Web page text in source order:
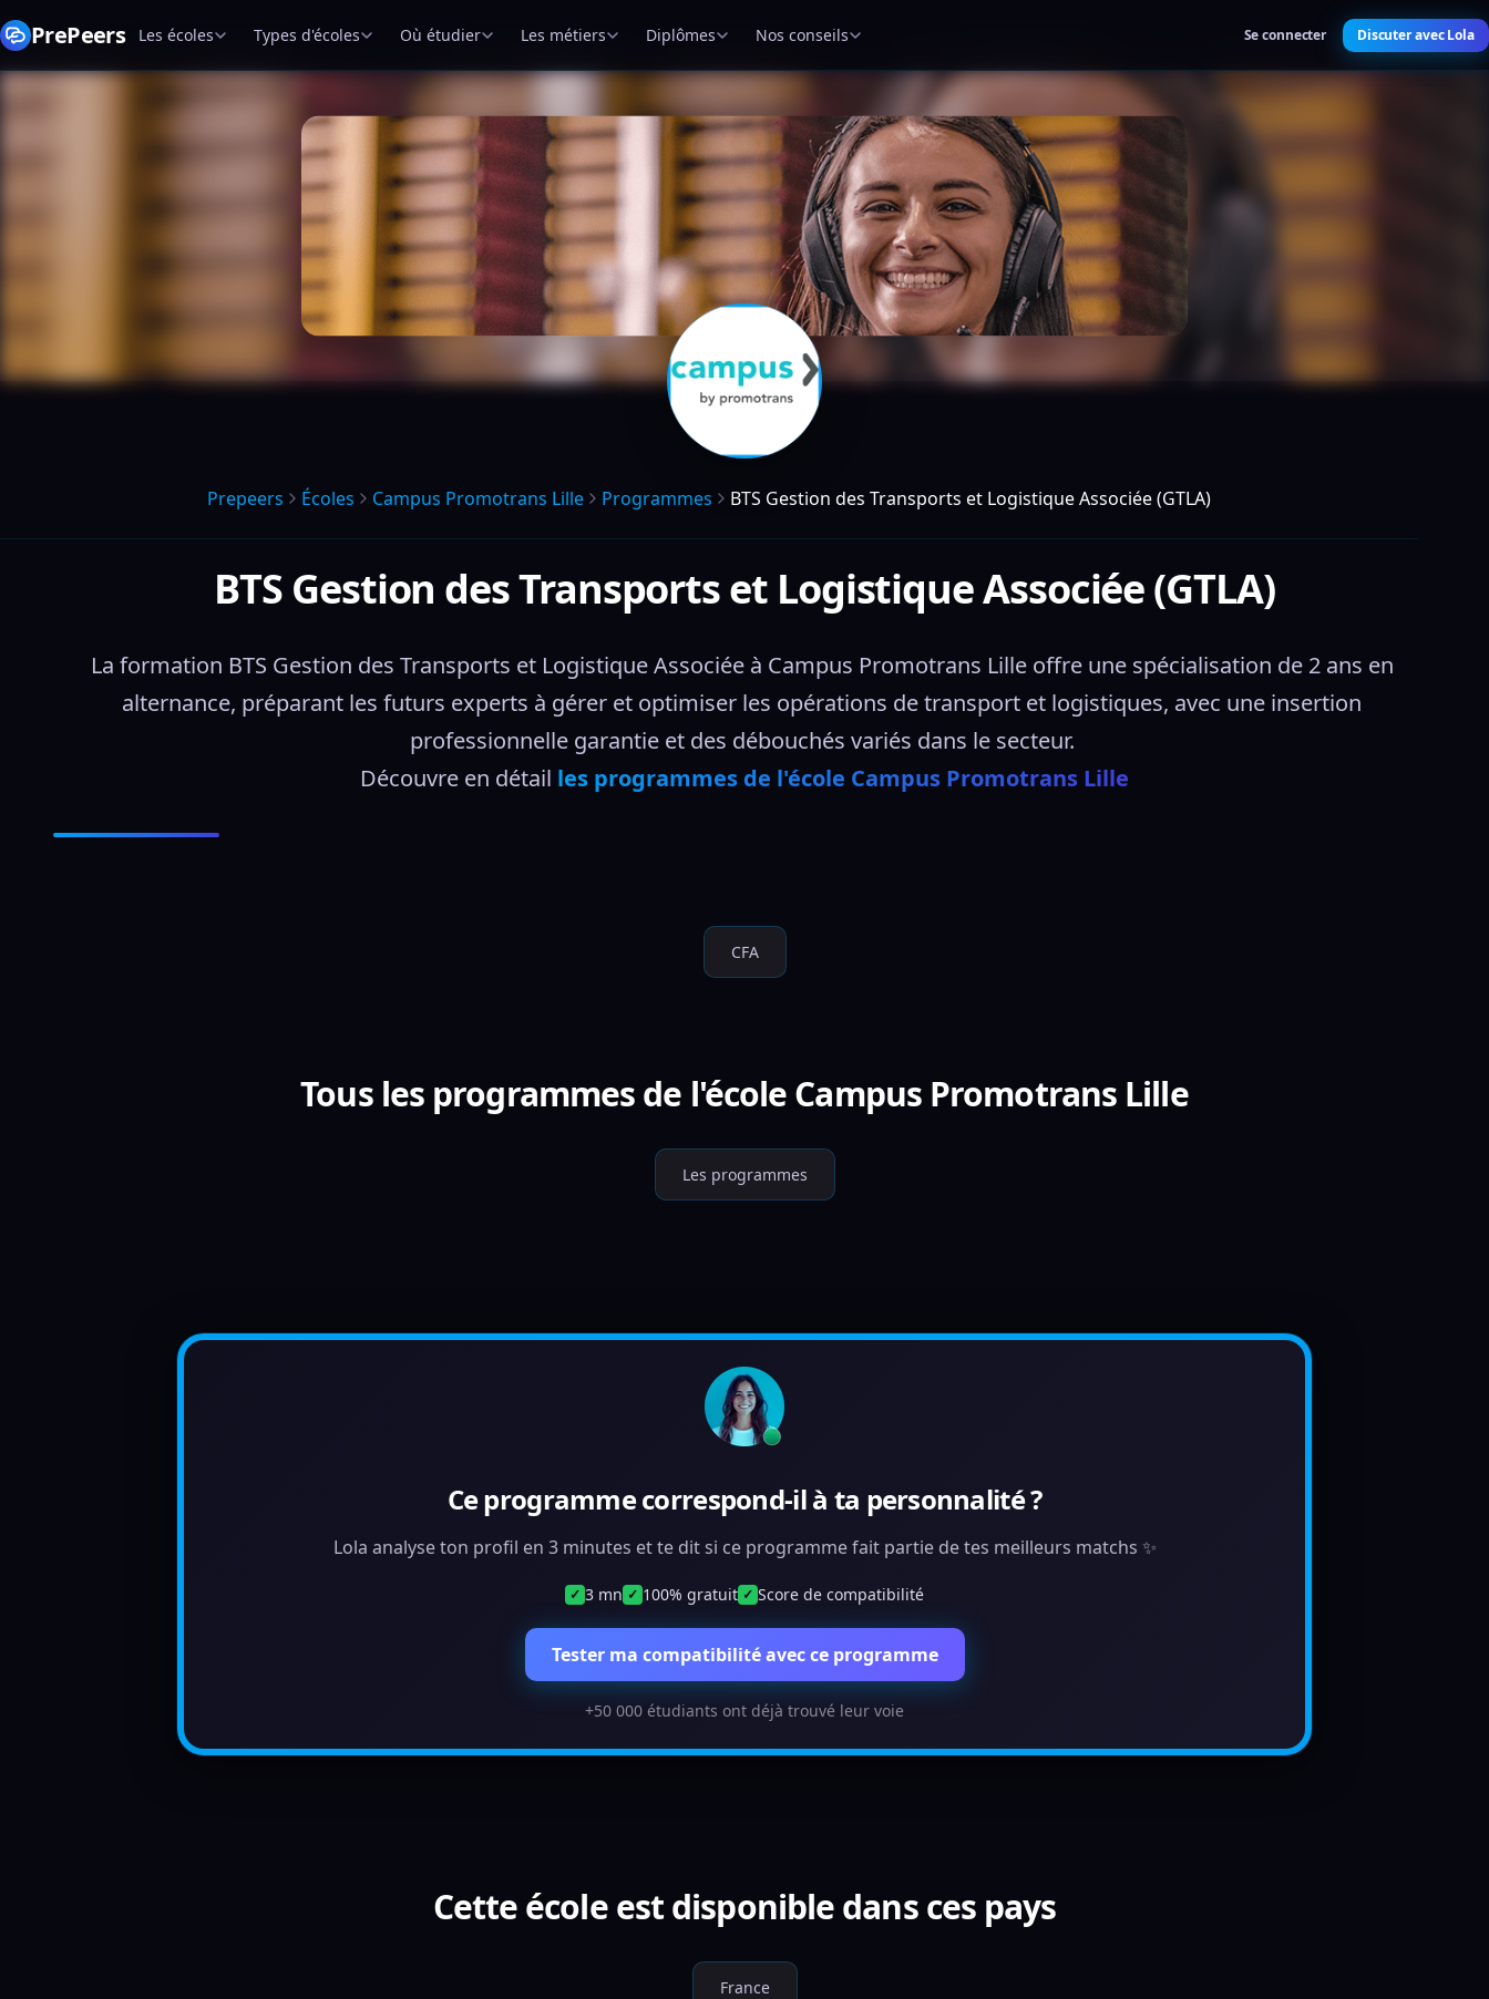
PrePeers Les écoles Types d'écoles Où étudier Les métiers Diplômes Nos conseils Se connecter Discuter avec Lola
Prepeers Écoles Campus Promotrans Lille Programmes BTS Gestion des Transports et Logistique Associée (GTLA)
BTS Gestion des Transports et Logistique Associée (GTLA)
La formation BTS Gestion des Transports et Logistique Associée à Campus Promotrans Lille offre une spécialisation de 2 ans en
alternance, préparant les futurs experts à gérer et optimiser les opérations de transport et logistiques, avec une insertion
professionnelle garantie et des débouchés variés dans le secteur.
Découvre en détail les programmes de l'école Campus Promotrans Lille
CFA
Tous les programmes de l'école Campus Promotrans Lille
Les programmes
Ce programme correspond-il à ta personnalité ?
Lola analyse ton profil en 3 minutes et te dit si ce programme fait partie de tes meilleurs matchs ✨
✓ 3 mn ✓ 100% gratuit ✓ Score de compatibilité
Tester ma compatibilité avec ce programme
+50 000 étudiants ont déjà trouvé leur voie
Cette école est disponible dans ces pays
France